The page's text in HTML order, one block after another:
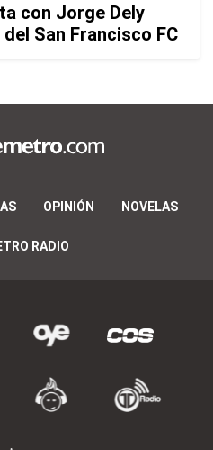
con Jorge Dely
San Francisco FC
OPINIÓN NOVELAS
RADIO